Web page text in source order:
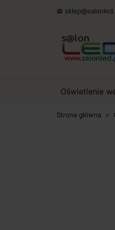

Oświetlenie
Strona główna